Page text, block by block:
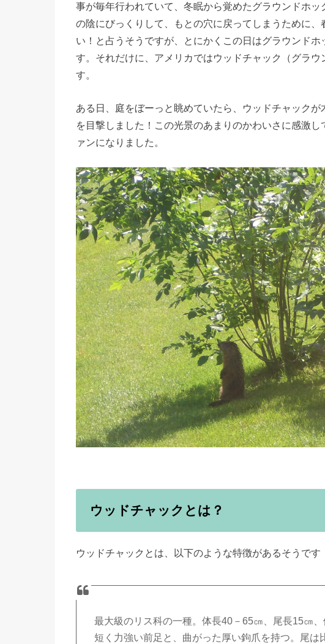
事が毎年行われていて、冬眠から覚めたグラウンドホ
の陰にびっくりして、もとの穴に戻ってしまうために
い！と占うそうですが、とにかくこの日はグラウンド
す。それだけに、アメリカではウッドチャック（グラ
す。
ある日、庭をぼーっと眺めていたら、ウッドチャック
を目撃しました！この光景のあまりのかわいさに感激
ァンになりました。
ウッドチャックとは？
ウッドチャックとは、以下のような特徴があるそうです
最大級のリス科の一種。体長40－65㎝、尾長15㎝
短く力強い前足と、曲がった厚い鉤爪を持つ。尾